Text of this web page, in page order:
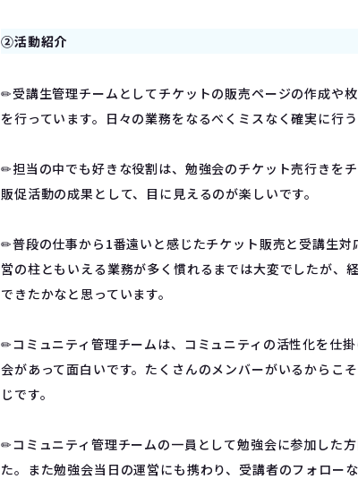
②活動紹介
✏︎受講生管理チームとしてチケットの販売ページの作成や
を行っています。日々の業務をなるべくミスなく確実に行う
✏︎担当の中でも好きな役割は、勉強会のチケット売行きを
販促活動の成果として、目に見えるのが楽しいです。
✏︎普段の仕事から1番遠いと感じたチケット販売と受講生
営の柱ともいえる業務が多く慣れるまでは大変でしたが、
できたかなと思っています。
✏︎コミュニティ管理チームは、コミュニティの活性化を仕
会があって面白いです。たくさんのメンバーがいるからこ
じです。
✏︎コミュニティ管理チームの一員として勉強会に参加した
た。また勉強会当日の運営にも携わり、受講者のフォローな